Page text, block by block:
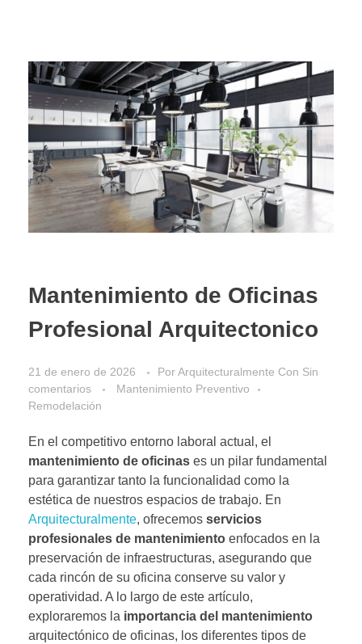
Mantenimiento de Oficinas
Profesional Arquitectonico
21 de enero de 2026 PorArquitecturalmente Con Sin
comentarios
Mantenimiento Preventivo
Remodelación
En el competitivo entorno laboral actual, el
mantenimiento de oficinas es un pilar fundamental
para garantizar tanto la funcionalidad como la
estética de nuestros espacios de trabajo. En
Arquitecturalmente, ofrecemos servicios
profesionales de mantenimiento enfocados en la
preservación de infraestructuras, asegurando que
cada rincón de su oficina conserve su valor y
operatividad. A lo largo de este artículo,
exploraremos la importancia del mantenimiento
arquitectónico de oficinas, los diferentes tipos de